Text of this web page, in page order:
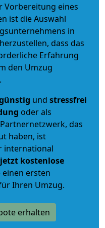
Vorbereitung eines
ist die Auswahl
in
dass das
Erfahrung
den Umzug
und stressfrei
oder als
das
haben, ist
international
kostenlose
einen ersten
Ihren Umzug.
erhalten